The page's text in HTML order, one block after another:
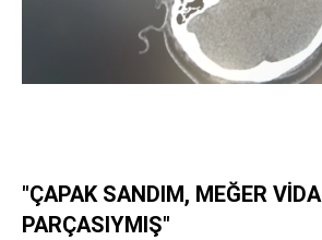
"ÇAPAK SANDIM, MEĞER VİDA
PARÇASIYMIŞ"